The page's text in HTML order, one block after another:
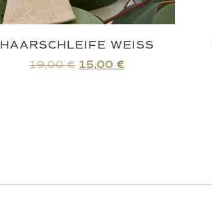
HAARSCHLEIFE WEISS
19,00€ 15,00 €